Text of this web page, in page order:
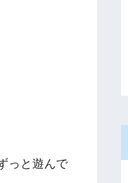
っと遊んで